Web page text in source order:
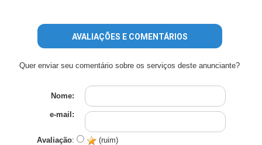
AVALIAÇÕES E COMENTÁRIOS
Quer enviar seu comentário sobre os serviços deste anunciante?
Nome:
e-mail:
Avaliação:
(ruim)